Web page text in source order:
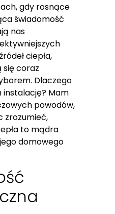
gdy rosnące
świadomość
nas
ciepła,
się coraz
Dlaczego
Mam
powodów,
zrozumieć,
to mądra
domowego